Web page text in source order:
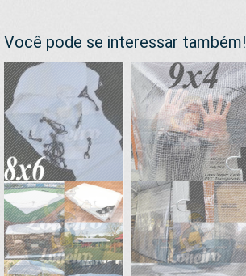
Você pode se interessar também!